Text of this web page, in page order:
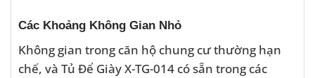
Các Khoảng Không Gian Nhỏ
Không gian trong căn hộ chung cư thường hạn
chế, và Tủ Để Giày X-TG-014 có sẵn trong các